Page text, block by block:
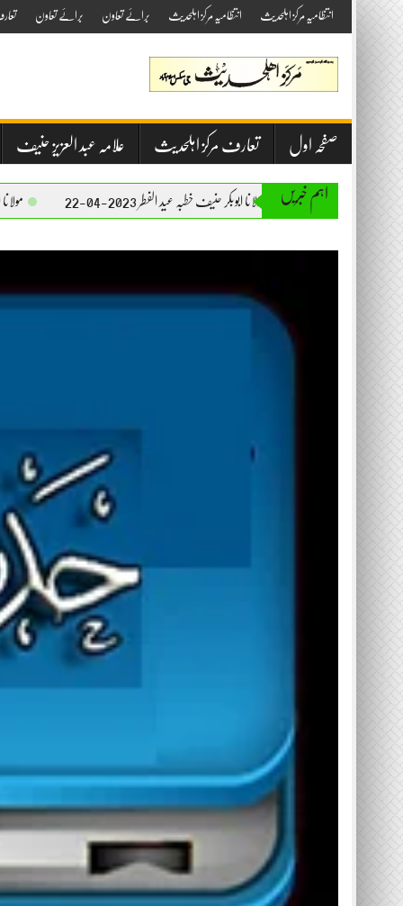
Skip
to
content
انتظامیہ مرکز اہلحدیث انتظامیہ مرکز اہلحدیث برائے تعاون برائے تعاون
صفحہ اول تعارف مرکز اہلحدیث علامہ عبد العزیز حنیف
اہم خبریں
مولانا ابوبکر حنیف خطبہ عید الفطر 2023-04-22 مولانا ابوبکر حنیف خطبہ